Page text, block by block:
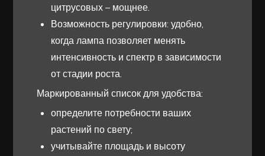
цитрусовых – мощнее.
Возможность регулировки: удобно,
когда лампа позволяет менять
интенсивность и спектр в зависимости
от стадии роста.
Маркированный список для удобства:
определите потребности ваших
растений по свету;
учитывайте площадь и высоту